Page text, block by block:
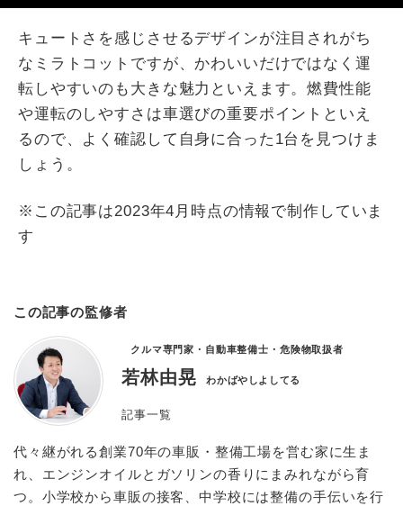
キュートさを感じさせるデザインが注目されがち
なミラトコットですが、かわいいだけではなく運
転しやすいのも大きな魅力といえます。燃費性能
や運転のしやすさは車選びの重要ポイントといえ
るので、よく確認して自身に合った1台を見つけま
しょう。
※この記事は2023年4月時点の情報で制作していま
す
この記事の監修者
クルマ専門家・自動車整備士・危険物取扱者
若林由晃 わかばやしよしてる
記事一覧
代々継がれる創業70年の車販・整備工場を営む家に生ま
れ、エンジンオイルとガソリンの香りにまみれながら育
つ。小学校から車販の接客、中学校には整備の手伝いを行